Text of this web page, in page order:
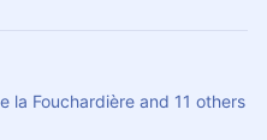
la Fouchardière and 11 others